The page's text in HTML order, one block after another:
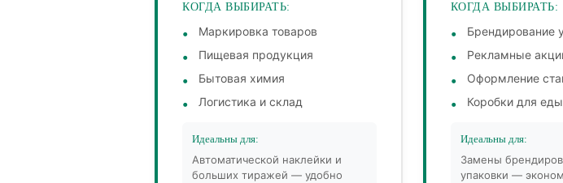
КОГДА ВЫБИРАТЬ:
Маркировка товаров
Пищевая продукция
Бытовая химия
Логистика и склад
Идеальны для:
Автоматической наклейки и
больших тиражей — удобно
КОГДА ВЫБИРАТЬ:
Брендирование
Рекламные
Оформление
Коробки для еды
Идеальны для:
Замены
упаковки —